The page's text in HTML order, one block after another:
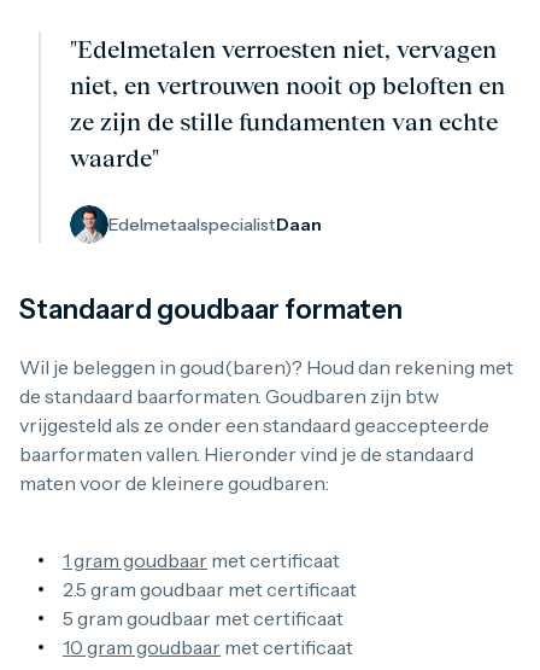
"Edelmetalen verroesten niet, vervagen
niet, en vertrouwen nooit op beloften en
ze zijn de stille fundamenten van echte
waarde"
EdelmetaalspecialistDaan
Standaard goudbaar formaten
Wil je beleggen in goud(baren)? Houd dan rekening met
de standaard baarformaten. Goudbaren zijn btw
vrijgesteld als ze onder een standaard geaccepteerde
baarformaten vallen. Hieronder vind je de standaard
maten voor de kleinere goudbaren:
1 gram goudbaar met certificaat
2.5 gram goudbaar met certificaat
5 gram goudbaar met certificaat
10 gram goudbaar met certificaat